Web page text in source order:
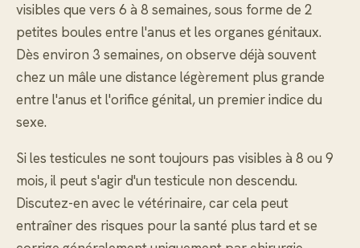
visibles que vers 6 à 8 semaines, sous forme de 2
petites boules entre l'anus et les organes génitaux.
Dès environ 3 semaines, on observe déjà souvent
chez un mâle une distance légèrement plus grande
entre l'anus et l'orifice génital, un premier indice du
sexe.
Si les testicules ne sont toujours pas visibles à 8 ou 9
mois, il peut s'agir d'un testicule non descendu.
Discutez-en avec le vétérinaire, car cela peut
entraîner des risques pour la santé plus tard et se